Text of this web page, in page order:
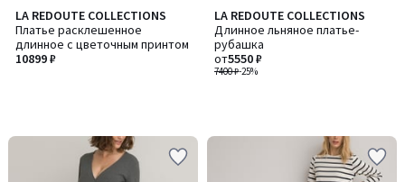
LA REDOUTE COLLECTIONS
Платье расклешенное
длинное с цветочным принтом
10899 ₽
LA REDOUTE COLLECTIONS
Длинное льняное платье-
рубашка
7400 ₽-25%
от5550 ₽